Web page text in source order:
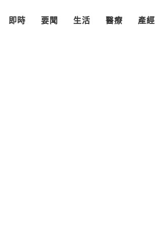
即時 要聞 生活 醫療 產經